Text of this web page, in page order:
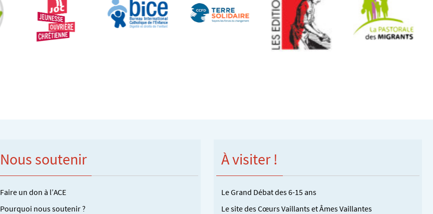
Nous soutenir
Faire un don à l’ACE
Pourquoi nous soutenir ?
À visiter !
Le Grand Débat des 6-15 ans
Le site des Cœurs Vaillants et Âmes Vaillantes